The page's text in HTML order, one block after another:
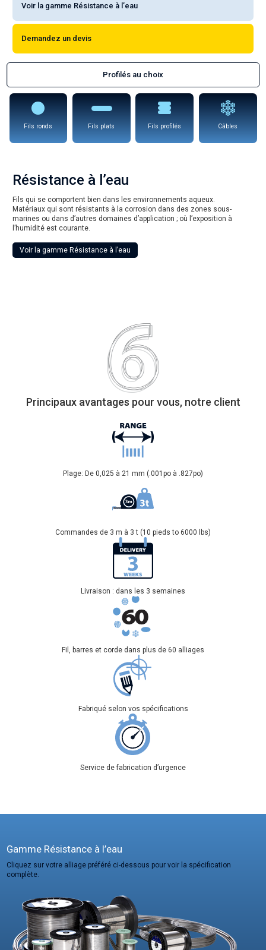
Voir la gamme Résistance à l’eau
Demandez un devis
Profilés au choix
Fils ronds Fils plats Fils profilés Câbles
Résistance à l’eau
Fils qui se comportent bien dans les environnements aqueux.
Matériaux qui sont résistants à la corrosion dans des zones sous-
marines ou dans d’autres domaines d’application ; où l’exposition à
l’humidité est courante.
Voir la gamme Résistance à l’eau
Principaux avantages pour vous, notre client
Plage: De 0,025 à 21 mm (.001po à .827po)
Commandes de 3 m à 3 t (10 pieds to 6000 lbs)
Livraison : dans les 3 semaines
Fil, barres et corde dans plus de 60 alliages
Fabriqué selon vos spécifications
Service de fabrication d’urgence
Gamme Résistance à l’eau
Cliquez sur votre alliage préféré ci-dessous pour voir la spécification
complète.